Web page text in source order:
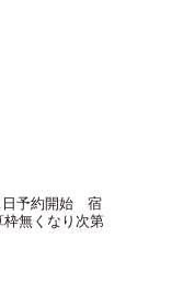
日予約開始 宿
無くなり次第